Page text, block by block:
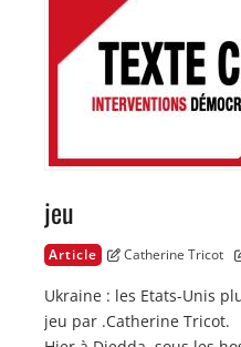
jeu
Article Catherine Tricot
Ukraine : les Etats-Unis
jeu par .Catherine Tricot.